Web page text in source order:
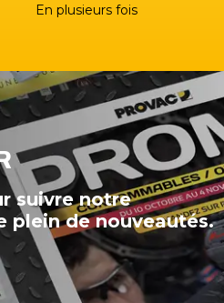
En plusieurs fois
suivre notre
plein de nouveautés.